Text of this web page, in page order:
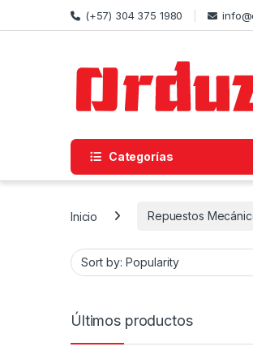
Skip to navigation
Skip to content (+57) 304 375 1980
Categorías
Inicio Repuestos
Últimos productos